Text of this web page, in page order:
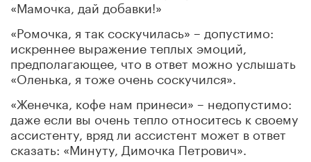
«Мамочка, дай добавки!»
«Ромочка, я так соскучилась» – допустимо:
искреннее выражение теплых эмоций,
предполагающее, что в ответ можно услышать
«Оленька, я тоже очень соскучился».
«Женечка, кофе нам принеси» – недопустимо:
даже если вы очень тепло относитесь к своему
ассистенту, вряд ли ассистент может в ответ
сказать: «Минуту, Димочка Петрович».